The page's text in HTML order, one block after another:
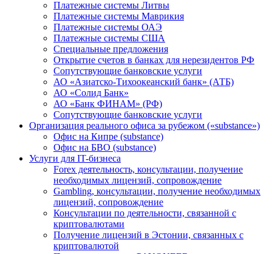
Платежные системы Литвы
Платежные системы Маврикия
Платежные системы ОАЭ
Платежные системы США
Специальные предложения
Открытие счетов в банках для нерезидентов РФ
Сопутствующие банковские услуги
АО «Азиатско-Тихоокеанский банк» (АТБ)
АО «Солид Банк»
АО «Банк ФИНАМ» (РФ)
Сопутствующие банковские услуги
Организация реального офиса за рубежом («substance»)
Офис на Кипре (substance)
Офис на БВО (substance)
Услуги для IT-бизнеса
Forex деятельность, консультации, получение
необходимых лицензий, сопровождение
Gambling, консультации, получение необходимых
лицензий, сопровождение
Консультации по деятельности, связанной с
криптовалютами
Получение лицензий в Эстонии, связанных с
криптовалютой